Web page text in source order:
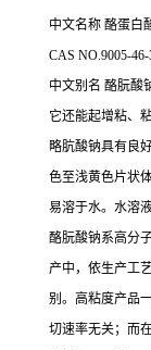
中文名称 酪蛋白
CAS NO.9005-46-
中文别名 酪朊酸
它还能起增粘、
略肮酸钠具有良
色至浅黄色片状
易溶于水。水溶
酪朊酸钠系高分
产中，依生产工
别。高粘度产品
切速率无关；而